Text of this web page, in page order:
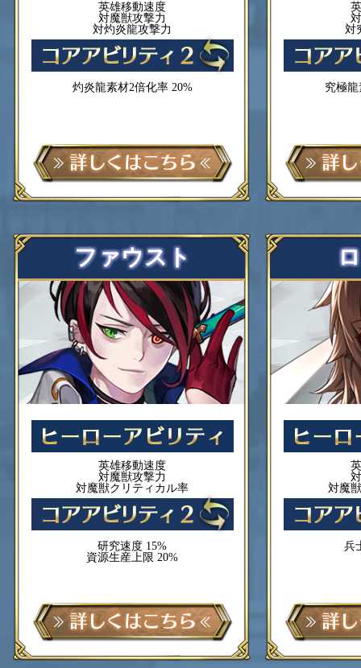
英雄移動速度
対魔獣攻撃力
対灼炎龍攻撃力
灼炎龍素材2倍化率 20%
対
究極龍
ファウスト
英雄移動速度
対魔獣攻撃力
対魔獣クリティカル率
研究速度 15%
資源生産上限 20%
対魔
兵